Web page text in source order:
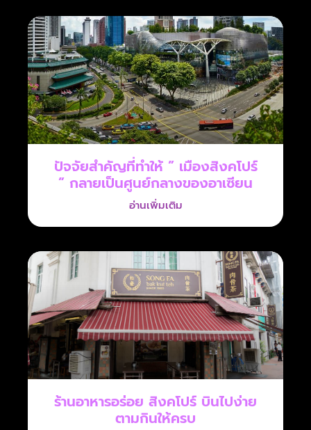
ปัจจัยสำคัญที่ทำให้ ” เมืองสิงคโปร์
” กลายเป็นศูนย์กลางของอาเซียน
อ่านเพิ่มเติม
ร้านอาหารอร่อย สิงคโปร์ บินไปง่าย
ตามกินให้ครบ